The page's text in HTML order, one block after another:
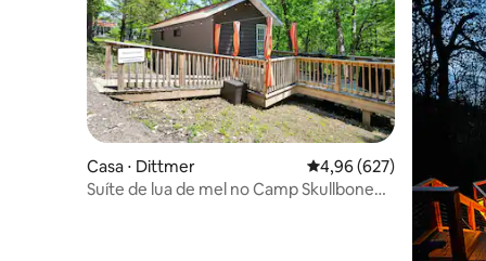
Casa ⋅ Dittmer 4,96 de uma avaliação
4,96 (627)
Suíte de lua de mel no Camp Skullbone